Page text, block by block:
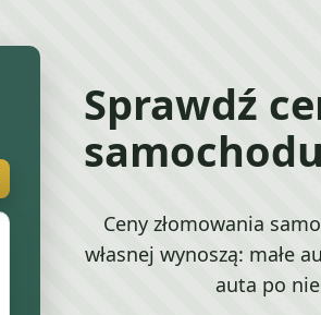
Sprawdź
Ceny złomowania
własnej wynoszą: małe
auta po